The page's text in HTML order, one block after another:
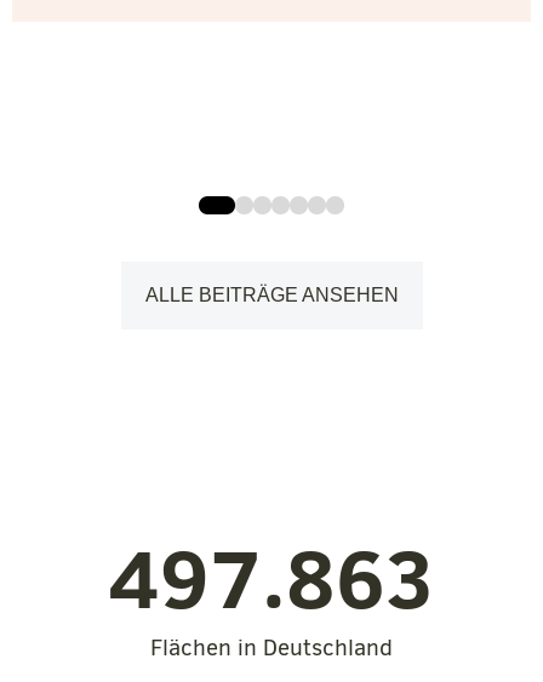
ALLE BEITRÄGE ANSEHEN
Flächen in Deutschland
497.863